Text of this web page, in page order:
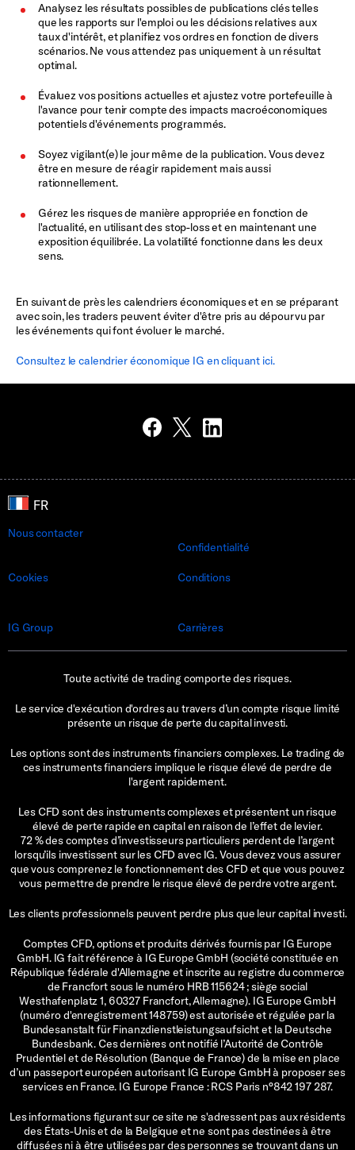
Analysez les résultats possibles de publications clés telles
que les rapports sur l'emploi ou les décisions relatives aux
taux d'intérêt, et planifiez vos ordres en fonction de divers
scénarios. Ne vous attendez pas uniquement à un résultat
optimal.
Évaluez vos positions actuelles et ajustez votre portefeuille à
l'avance pour tenir compte des impacts macroéconomiques
potentiels d'événements programmés.
Soyez vigilant(e) le jour même de la publication. Vous devez
être en mesure de réagir rapidement mais aussi
rationnellement.
Gérez les risques de manière appropriée en fonction de
l'actualité, en utilisant des stop-loss et en maintenant une
exposition équilibrée. La volatilité fonctionne dans les deux
sens.
En suivant de près les calendriers économiques et en se préparant
avec soin, les traders peuvent éviter d'être pris au dépourvu par
les événements qui font évoluer le marché.
Consultez le calendrier économique IG en cliquant ici.
Nous contacter
Confidentialité
Cookies Conditions
IG Group Carrières
Toute activité de trading comporte des risques.
Le service d'exécution d'ordres au travers d’un compte risque limité
présente un risque de perte du capital investi.
Les options sont des instruments financiers complexes. Le trading de
ces instruments financiers implique le risque élevé de perdre de
l'argent rapidement.
Les CFD sont des instruments complexes et présentent un risque
élevé de perte rapide en capital en raison de l’effet de levier.
72 % des comptes d’investisseurs particuliers perdent de l’argent
lorsqu’ils investissent sur les CFD avec IG. Vous devez vous assurer
que vous comprenez le fonctionnement des CFD et que vous pouvez
vous permettre de prendre le risque élevé de perdre votre argent.
Les clients professionnels peuvent perdre plus que leur capital investi.
Comptes CFD, options et produits dérivés fournis par IG Europe
GmbH. IG fait référence à IG Europe GmbH (société constituée en
République fédérale d'Allemagne et inscrite au registre du commerce
de Francfort sous le numéro HRB 115624 ; siège social
Westhafenplatz 1, 60327 Francfort, Allemagne). IG Europe GmbH
(numéro d'enregistrement 148759) est autorisée et régulée par la
Bundesanstalt für Finanzdienstleistungsaufsicht et la Deutsche
Bundesbank. Ces dernières ont notifié l’Autorité de Contrôle
Prudentiel et de Résolution (Banque de France) de la mise en place
d’un passeport européen autorisant IG Europe GmbH à proposer ses
services en France. IG Europe France : RCS Paris n°842 197 287.
Les informations figurant sur ce site ne s'adressent pas aux résidents
des États-Unis et de la Belgique et ne sont pas destinées à être
diffusées ni à être utilisées par des personnes se trouvant dans un